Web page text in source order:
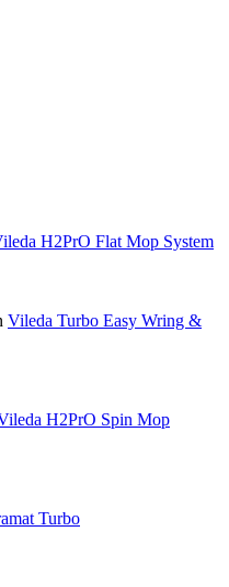
H2PrO Flat Mop System
Vileda Turbo Easy Wring &
H2PrO Spin Mop
Turbo